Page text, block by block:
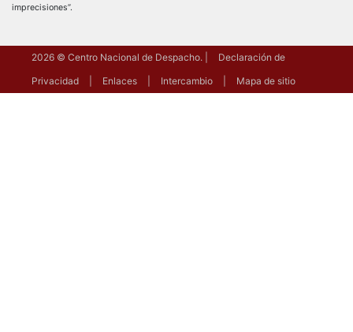
imprecisiones”.
2026 © Centro Nacional de Despacho.
Declaración de
Privacidad
Enlaces Intercambio Mapa de sitio